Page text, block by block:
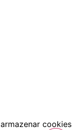
cookies